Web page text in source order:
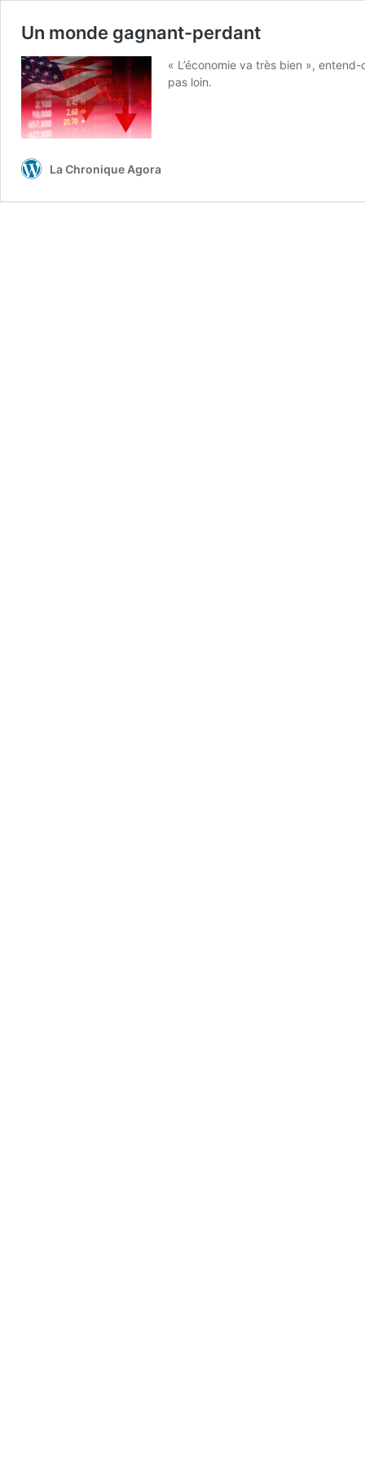
Un monde gagnant-perdant
« L’économie va très bien »,
pas loin.
La Chronique Agora